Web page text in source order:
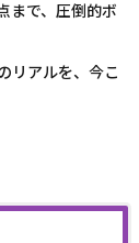
まで、圧倒的ボ
リアルを、今こ